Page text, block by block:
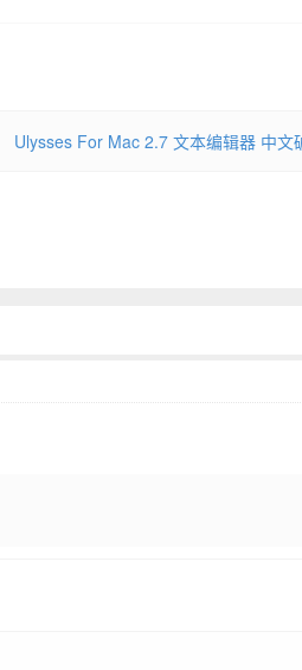
Ulysses For Mac 2.7 文本编辑器 中文